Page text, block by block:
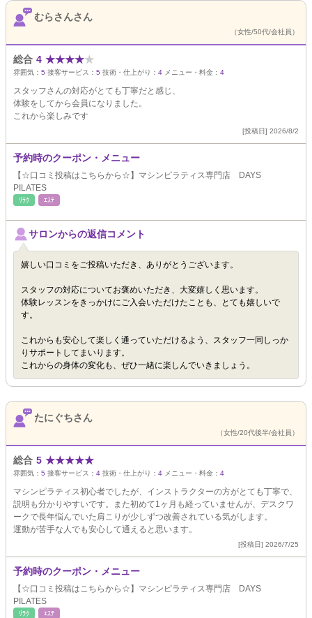
むらさんさん
（女性/50代/会社員）
総合 4 ★★★★★
雰囲気： 5 接客サービス： 5 技術・仕上がり： 4 メニュー・料金： 4
スタッフさんの対応がとても丁寧だと感じ、
体験をしてから会員になりました。
これから楽しみです
[投稿日] 2026/8/2
予約時のクーポン・メニュー
【☆口コミ投稿はこちらから☆】マシンピラティス専門店 DAYS
PILATES
ﾘﾗｸ ｴｽﾃ
サロンからの返信コメント
嬉しい口コミをご投稿いただき、ありがとうございます。
スタッフの対応についてお褒めいただき、大変嬉しく思います。
体験レッスンをきっかけにご入会いただけたことも、とても嬉しいで
す。
これからも安心して楽しく通っていただけるよう、スタッフ一同しっか
りサポートしてまいります。
これからの身体の変化も、ぜひ一緒に楽しんでいきましょう。
たにぐちさん
（女性/20代後半/会社員）
総合 5 ★★★★★
雰囲気： 5 接客サービス： 4 技術・仕上がり： 4 メニュー・料金： 4
マシンピラティス初心者でしたが、インストラクターの方がとても丁寧で、
説明も分かりやすいです。また初めて1ヶ月も経っていませんが、デスクワ
ークで長年悩んでいた肩こりが少しずつ改善されている気がします。
運動が苦手な人でも安心して通えると思います。
[投稿日] 2026/7/25
予約時のクーポン・メニュー
【☆口コミ投稿はこちらから☆】マシンピラティス専門店 DAYS
PILATES
ﾘﾗｸ ｴｽﾃ